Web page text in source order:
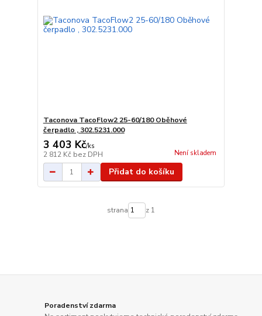
Taconova TacoFlow2 25-60/180 Oběhové
čerpadlo , 302.5231.000
3 403 Kč/ks
2 812 Kč bez DPH Není skladem
Přidat do košíku
strana z 1
Poradenství zdarma